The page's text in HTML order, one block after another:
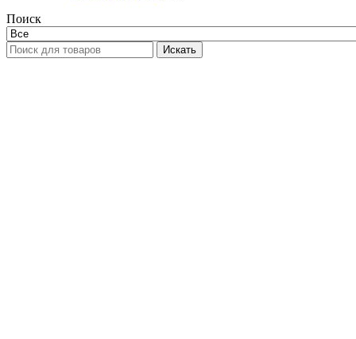
Поиск
Искать